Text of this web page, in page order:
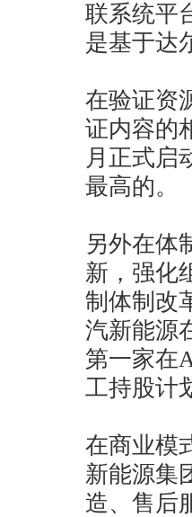
联系统平
是基于达
在验证资
证内容的
月正式启
最高的。
另外在体
新，强化
制体制改
汽新能源
第一家在
工持股计
在商业模
新能源集
造、售后